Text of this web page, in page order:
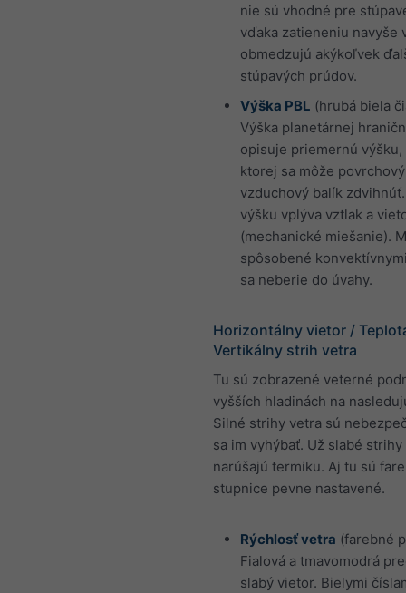
nie sú vhodné pre
vďaka zatieneniu navyše
obmedzujú akýkoľvek
stúpavých prúdov.
Výška PBL (hrubá biela
Výška planetárnej
opisuje priemernú výšku,
ktorej sa môže povrchový
vzduchový balík
výšku vplýva vztlak a
(mechanické miešanie).
spôsobené
sa neberie do úvahy.
Horizontálny vietor /
Vertikálny strih vetra
Tu sú zobrazené veterné
vyšších hladinách na
Silné strihy vetra sú
sa im vyhýbať. Už slabé
narúšajú termiku. Aj tu sú
stupnice pevne nastavené.
Rýchlosť vetra (farebné
Fialová a tmavomodrá
slabý vietor. Bielymi